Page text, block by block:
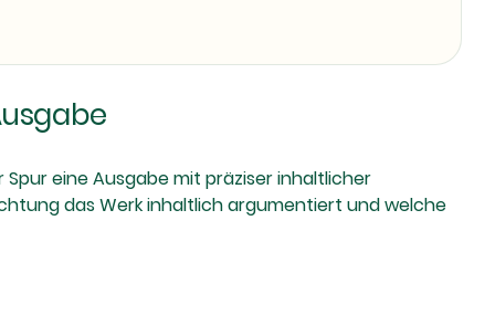
eine Ausgabe mit präziser inhaltlicher
das Werk inhaltlich argumentiert und welche